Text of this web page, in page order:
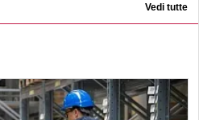
Vedi tutte